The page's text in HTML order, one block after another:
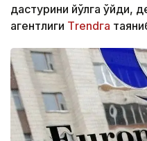
дастурини йўлга қўйди,
агентлиги Тrendга